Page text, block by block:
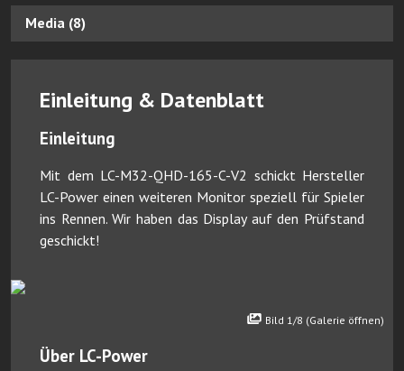
Media (8)
Einleitung & Datenblatt
Einleitung
Mit dem LC-M32-QHD-165-C-V2 schickt Hersteller
LC-Power einen weiteren Monitor speziell für Spieler
ins Rennen. Wir haben das Display auf den Prüfstand
geschickt!
Bild 1/8 (Galerie öffnen)
Über LC-Power